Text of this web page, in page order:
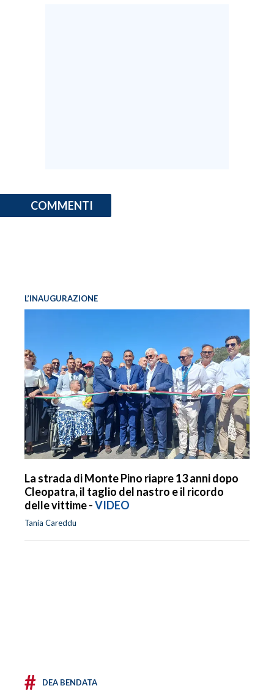
COMMENTI
L’INAUGURAZIONE
La strada di Monte Pino riapre 13 anni dopo
Cleopatra, il taglio del nastro e il ricordo
delle vittime -VIDEO
Tania Careddu
# DEA BENDATA